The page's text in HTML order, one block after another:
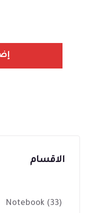
الاقسام
Notebook (33)